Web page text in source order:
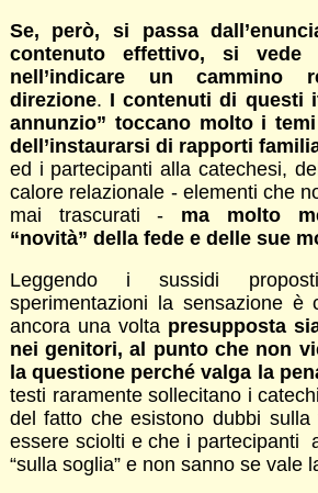
Se, però, si passa
contenuto effettivo, si
nell’indicare un cammino
direzione. I contenuti di questi
annunzio” toccano molto i temi
dell’instaurarsi di rapporti
ed i partecipanti alla catechesi,
calore relazionale - elementi che
mai trascurati - ma molto
“novità” della fede e delle sue
Leggendo i sussidi
sperimentazioni la sensazione è
ancora una volta presupposta
nei genitori, al punto che non
la questione perché valga la
testi raramente sollecitano i
del fatto che esistono dubbi sulla
essere sciolti e che i partecipanti
“sulla soglia” e non sanno se vale